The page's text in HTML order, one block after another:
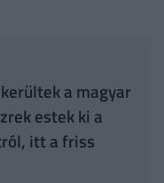
a magyar
estek ki a
itt a friss